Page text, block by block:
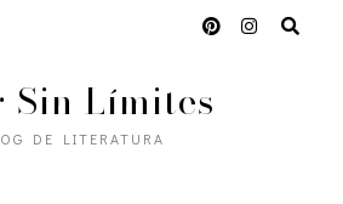
Sin Límites
DE LITERATURA